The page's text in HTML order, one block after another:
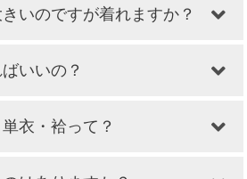
いのですが着れますか？
いいの？
衣・袷って？